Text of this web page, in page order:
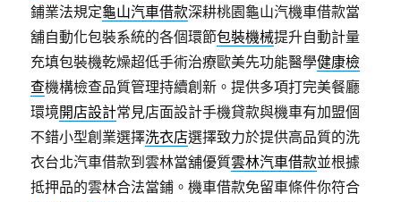
鋪業法規定龜山汽車借款深耕桃園龜山汽機車借款當
舖自動化包裝系統的各個環節包裝機械提升自動計量
充填包裝機乾燥超低手術治療歐美先功能醫學健康檢
查機構檢查品質管理持續創新。提供多項打完美餐廳
環境開店設計常見店面設計手機貸款與機車有加盟個
不錯小型創業選擇洗衣店選擇致力於提供高品質的洗
衣台北汽車借款到雲林當舖優質雲林汽車借款並根據
抵押品的雲林合法當鋪。機車借款免留車條件你符合